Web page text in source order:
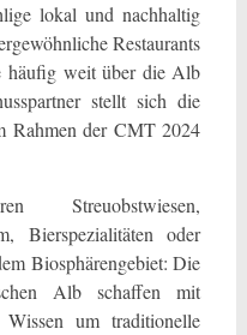
lokal und nachhaltig
Restaurants
häufig weit über die Alb
stellt sich die
Rahmen der CMT 2024
Streuobstwiesen,
Bierspezialitäten oder
Biosphärengebiet: Die
Alb schaffen mit
um traditionelle